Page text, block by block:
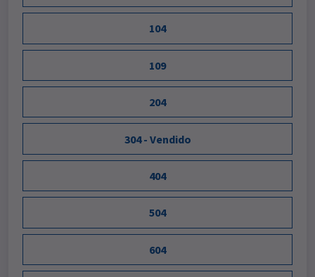
104
109
204
304 - Vendido
404
504
604